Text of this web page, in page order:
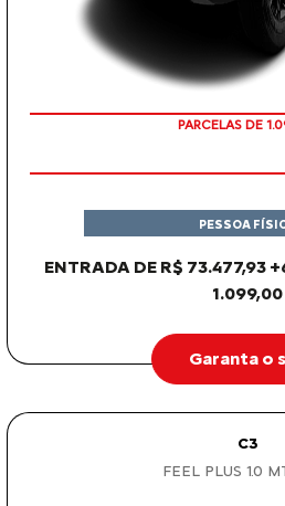
PARCELAS DE
ENTRADA DE R$ 73.477,93
1.099,00
PESSOA
Garanta o
C3
FEEL PLUS 1.0